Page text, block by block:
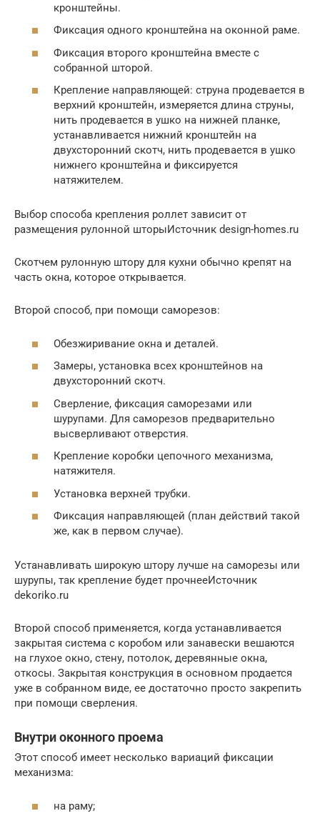
кронштейны.
Фиксация одного кронштейна на оконной раме.
Фиксация второго кронштейна вместе с
собранной шторой.
Крепление направляющей: струна продевается в
верхний кронштейн, измеряется длина струны,
нить продевается в ушко на нижней планке,
устанавливается нижний кронштейн на
двухсторонний скотч, нить продевается в ушко
нижнего кронштейна и фиксируется
натяжителем.
Выбор способа крепления роллет зависит от
размещения рулонной шторыИсточник design-homes.ru
Скотчем рулонную штору для кухни обычно крепят на
часть окна, которое открывается.
Второй способ, при помощи саморезов:
Обезжиривание окна и деталей.
Замеры, установка всех кронштейнов на
двухсторонний скотч.
Сверление, фиксация саморезами или
шурупами. Для саморезов предварительно
высверливают отверстия.
Крепление коробки цепочного механизма,
натяжителя.
Установка верхней трубки.
Фиксация направляющей (план действий такой
же, как в первом случае).
Устанавливать широкую штору лучше на саморезы или
шурупы, так крепление будет прочнееИсточник
dekoriko.ru
Второй способ применяется, когда устанавливается
закрытая система с коробом или занавески вешаются
на глухое окно, стену, потолок, деревянные окна,
откосы. Закрытая конструкция в основном продается
уже в собранном виде, ее достаточно просто закрепить
при помощи сверления.
Внутри оконного проема
Этот способ имеет несколько вариаций фиксации
механизма:
на раму;